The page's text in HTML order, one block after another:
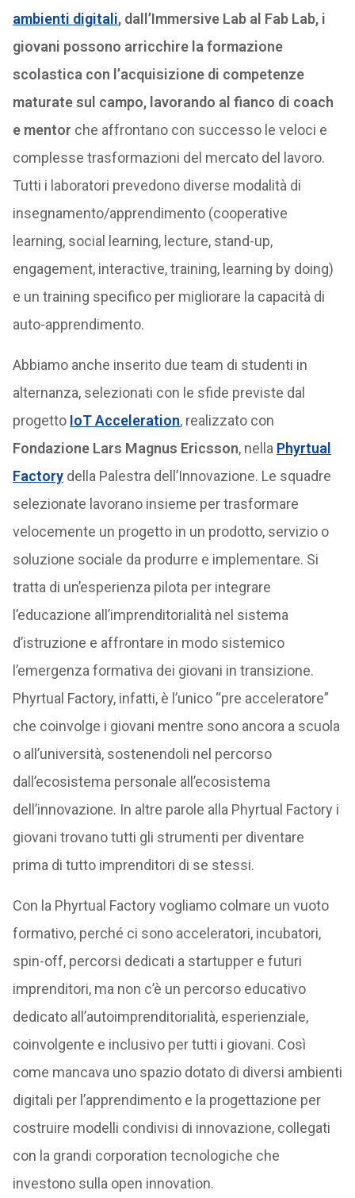
ambienti digitali, dall’Immersive Lab al Fab Lab, i
giovani possono arricchire la formazione
scolastica con l’acquisizione di competenze
maturate sul campo, lavorando al fianco di coach
e mentor che affrontano con successo le veloci e
complesse trasformazioni del mercato del lavoro.
Tutti i laboratori prevedono diverse modalità di
insegnamento/apprendimento (cooperative
learning, social learning, lecture, stand-up,
engagement, interactive, training, learning by doing)
e un training specifico per migliorare la capacità di
auto-apprendimento.
Abbiamo anche inserito due team di studenti in
alternanza, selezionati con le sfide previste dal
progetto IoT Acceleration, realizzato con
Fondazione Lars Magnus Ericsson, nella Phyrtual
Factorydella Palestra dell’Innovazione. Le squadre
selezionate lavorano insieme per trasformare
velocemente un progetto in un prodotto, servizio o
soluzione sociale da produrre e implementare. Si
tratta di un’esperienza pilota per integrare
l’educazione all’imprenditorialità nel sistema
d’istruzione e affrontare in modo sistemico
l’emergenza formativa dei giovani in transizione.
Phyrtual Factory, infatti, è l’unico “pre acceleratore”
che coinvolge i giovani mentre sono ancora a scuola
o all’università, sostenendoli nel percorso
dall’ecosistema personale all’ecosistema
dell’innovazione. In altre parole alla Phyrtual Factory i
giovani trovano tutti gli strumenti per diventare
prima di tutto imprenditori di se stessi.
Con la Phyrtual Factory vogliamo colmare un vuoto
formativo, perché ci sono acceleratori, incubatori,
spin-off, percorsi dedicati a startupper e futuri
imprenditori, ma non c’è un percorso educativo
dedicato all’autoimprenditorialità, esperienziale,
coinvolgente e inclusivo per tutti i giovani. Così
come mancava uno spazio dotato di diversi ambienti
digitali per l’apprendimento e la progettazione per
costruire modelli condivisi di innovazione, collegati
con la grandi corporation tecnologiche che
investono sulla open innovation.